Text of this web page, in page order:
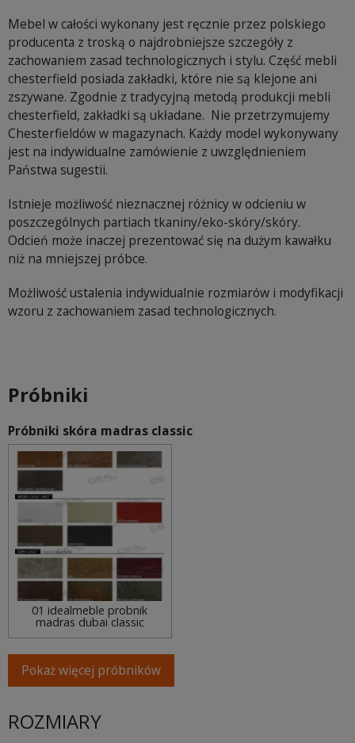
Mebel w całości wykonany jest ręcznie przez polskiego
producenta z troską o najdrobniejsze szczegóły z
zachowaniem zasad technologicznych i stylu. Część mebli
chesterfield posiada zakładki, które nie są klejone ani
zszywane. Zgodnie z tradycyjną metodą produkcji mebli
chesterfield, zakładki są układane. Nie przetrzymujemy
Chesterfieldów w magazynach. Każdy model wykonywany
jest na indywidualne zamówienie z uwzględnieniem
Państwa sugestii.
Istnieje możliwość nieznacznej różnicy w odcieniu w
poszczególnych partiach tkaniny/eko-skóry/skóry.
Odcień może inaczej prezentować się na dużym kawałku
niż na mniejszej próbce.
Możliwość ustalenia indywidualnie rozmiarów i modyfikacji
wzoru z zachowaniem zasad technologicznych.
Próbniki
Próbniki skóra madras classic
01 idealmeble probnik
madras dubai classic
Pokaż więcej próbników
ROZMIARY